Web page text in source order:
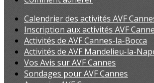
Calendrier des activités AVF
Inscription aux activités AVF
Activités de AVF Cannes-la-Bocca
Activités de AVF Mandelieu-la-
Vos Avis sur AVF Cannes
Sondages pour AVF Cannes